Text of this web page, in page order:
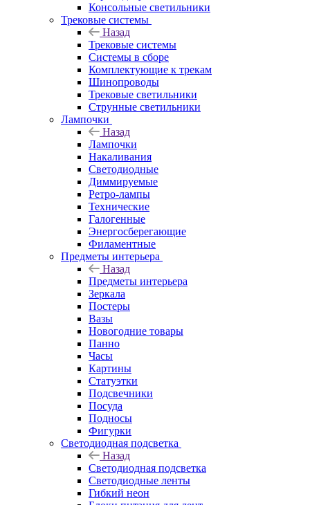
Консольные светильники
Трековые системы
Назад
Трековые системы
Системы в сборе
Комплектующие к трекам
Шинопроводы
Трековые светильники
Струнные светильники
Лампочки
Назад
Лампочки
Накаливания
Светодиодные
Диммируемые
Ретро-лампы
Технические
Галогенные
Энергосберегающие
Филаментные
Предметы интерьера
Назад
Предметы интерьера
Зеркала
Постеры
Вазы
Новогодние товары
Панно
Часы
Картины
Статуэтки
Подсвечники
Посуда
Подносы
Фигурки
Светодиодная подсветка
Назад
Светодиодная подсветка
Светодиодные ленты
Гибкий неон